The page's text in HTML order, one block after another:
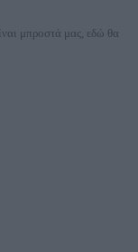
μπροστά μας, εδώ θα